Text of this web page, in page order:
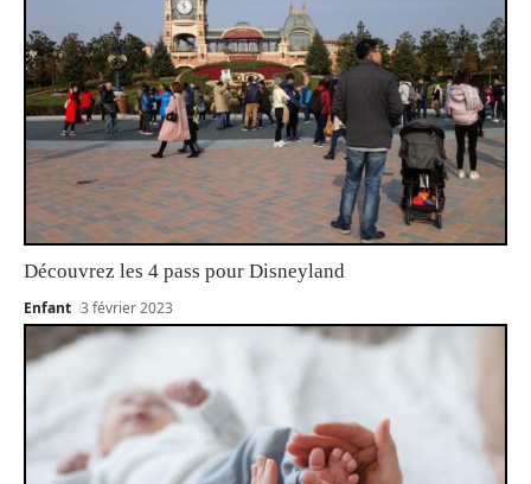
Découvrez les 4 pass pour Disneyland
Enfant 3 février 2023